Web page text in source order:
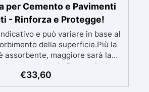
per Cemento e Pavimenti
- Rinforza e Protegge!
e può variare in base al
della superficie.Più la
assorbente, maggiore sarà la
necessaria.Per un risultato
di acquistare una
per l’applicazione di almeno
€33,60